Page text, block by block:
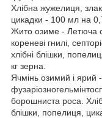
Хлібна жужелиця,
цикадки - 100 мл на
Жито озиме - Летюча
кореневі гнилі,
хлібні блішки,
кг зерна.
Ячмінь озимий і ярий
борошниста роса.
блішки, попелиця,